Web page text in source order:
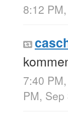
8:12
7:40
PM,